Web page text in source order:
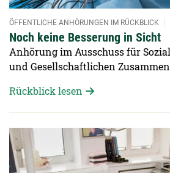
Noch keine Besserung in Sicht
ÖFFENTLICHE ANHÖRUNGEN IM RÜCKBLICK
Anhörung im Ausschuss für
und Gesellschaftlichen
Rückblick lesen
Detailansicht öffnen: